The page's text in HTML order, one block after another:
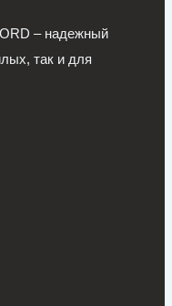
– надежный
так и для